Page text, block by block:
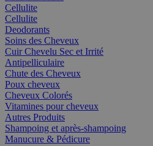
Cellulite
Cellulite
Deodorants
Soins des Cheveux
Cuir Chevelu Sec et Irrité
Antipelliculaire
Chute des Cheveux
Poux cheveux
Cheveux Colorés
Vitamines pour cheveux
Autres Produits
Shampoing et après-shampoing
Manucure & Pédicure